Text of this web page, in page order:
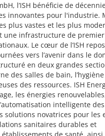
l’ISH bénéficie de
innovantes pour l'industrie.
plus vastes et les plus
une infrastructure de
Le cœur de l’ISH
vers l’avenir dans le
en deux grandes
des salles de bain, l’hygiène
des ressources. ISH
les énergies
intelligente des
novatrices pour les
sanitaires durables et